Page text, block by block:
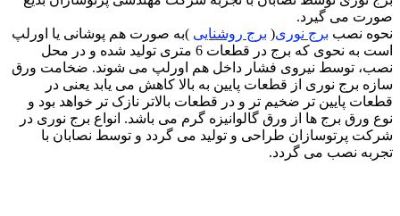
صورت می گیرد.
نحوه نصب برج نوری( برج روشنایی )به صورت هم پوشانی یا اورلپ
است به نحوی که برج در قطعات 6 متری تولید شده و در محل
نصب، توسط نیروی فشار داخل هم اورلپ می شوند. ضخامت ورق
سازه برج نوری از قطعات پایین به بالا کاهش می یابد یعنی در
قطعات پایین تر ضخیم تر و در قطعات بالاتر نازک تر خواهد بود و
نوع ورق برج ها از ورق گالوانیزه گرم می باشد. انواع برج نوری در
شرکت پرتوسازان طراحی و تولید می گردد و توسط نصابان با
تجربه نصب می گردد.